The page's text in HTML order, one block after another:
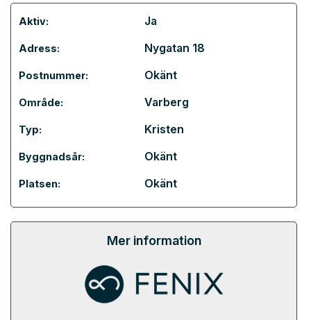
Aktiv: Ja
Adress: Nygatan 18
Postnummer: Okänt
Område: Varberg
Typ: Kristen
Byggnadsår: Okänt
Platsen: Okänt
Mer information